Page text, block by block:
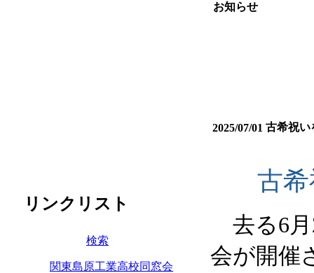
リンクリスト
検索
関東島原工業高校同窓会
お知らせ
2025/07/01 古希祝い
古
去る6月
会が開催